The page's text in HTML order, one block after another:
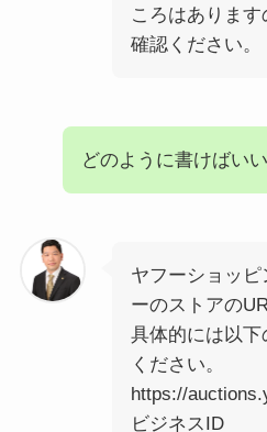
ころはありま
確認ください。
どのように書けばい
ヤフーショッ
ーのストアの
具体的には以下
ください。
https://
ビジネスID